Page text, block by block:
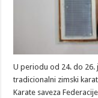
U periodu od 24. do 26.
tradicionalni zimski
Karate saveza